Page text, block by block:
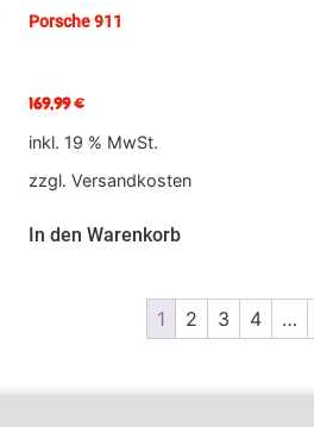
Porsche 911
169,99€
inkl. 19 % MwSt.
zzgl.Versandkosten
In den Warenkorb
1 2 3 4 …